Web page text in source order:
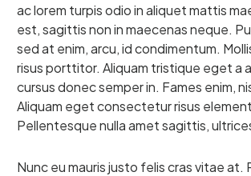
ac lorem turpis odio in aliquet mattis
est, sagittis non in maecenas neque.
sed at enim, arcu, id condimentum.
risus porttitor. Aliquam tristique eget a
cursus donec semper in. Fames enim,
Aliquam eget consectetur risus
Pellentesque nulla amet sagittis,
Nunc eu mauris justo felis cras vitae at.